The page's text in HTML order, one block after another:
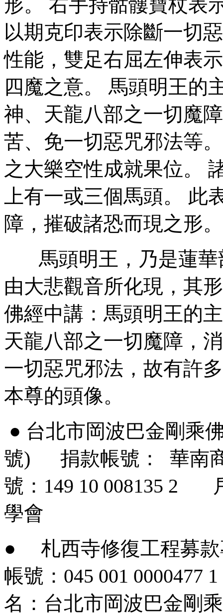
形。 右手持骷髏寶杖表
以期克印表示除斷一切
性能，雙足右屈左伸表
四魔之意。 馬頭明王的
神、天龍八部之一切魔
苦、免一切惡咒邪法等
之大樂空性成就果位。
上有一或三個馬頭。 此
障，摧破諸恐而現之形。
馬頭明王，乃是蓮華
由大悲觀音所化現，其
佛經中講：馬頭明王的
天龍八部之一切魔障，
一切惡咒邪法，故有許
本尊的頭像。
● 台北市岡波巴金剛乘
號) 捐款帳號： 華
號：149 10 008135 2
學會
● 札西寺修復工程募
帳號：045
名：台北市岡波巴金剛